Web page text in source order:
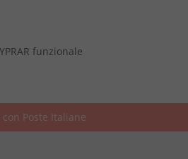
funzionale
Poste Italiane